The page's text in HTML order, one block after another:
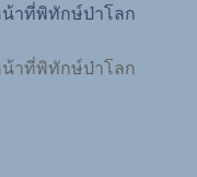
น้าที่พิทักษ์ป่าโลก
น้าที่พิทักษ์ป่าโลก